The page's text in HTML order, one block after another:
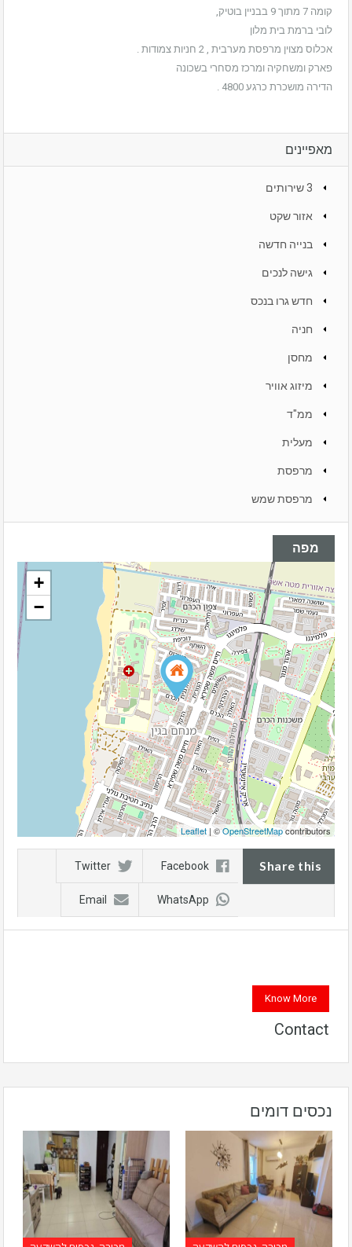
קומה 7 מתוך 9 בבניין בוטיק,
לובי ברמת בית מלון
אכלוס מצוין מרפסת מערבית , 2 חניות צמודות .
פארק ומשחקיה ומרכז מסחרי בשכונה
הדירה מושכרת כרגע 4800 .
מאפיינים
3 שירותים
אזור שקט
בנייה חדשה
גישה לנכים
חדש גרו בנכס
חניה
מחסן
מיזוג אוויר
ממ"ד
מעלית
מרפסת
מרפסת שמש
מפה
+
−
Leaflet | ©OpenStreetMapcontributors
Share this
Facebook
Twitter
WhatsApp
Email
Know More
Contact
נכסים דומים